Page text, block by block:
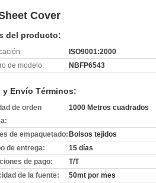
Cover
del producto:
ISO9001:2000
de modelo:
NBFP6543
y Envío Términos:
de orden
1000 Metros cuadrados
de empaquetado: Bolsos tejidos
de entrega:
15 días
de pago:
T/T
de la fuente:
50mt por mes